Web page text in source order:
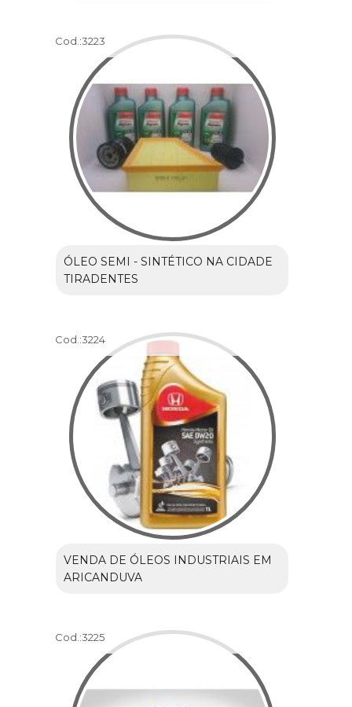
Cod.:3223
ÓLEO SEMI - SINTÉTICO NA CIDADE
TIRADENTES
Cod.:3224
VENDA DE ÓLEOS INDUSTRIAIS EM
ARICANDUVA
Cod.:3225